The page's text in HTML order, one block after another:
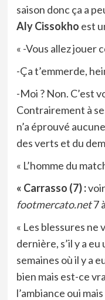
saison donc ça a
Aly Cissokho est
« -Vous allez jouer
-Ça t’emmerde,
-Moi ? Non. C’est
Contrairement à
n’a éprouvé
des verts et du
« L’homme du
« Carrasso (7) :voir
footmercato.net7
« Les blessures ne
dernière, s’il y a eu
semaines où il y a
bien mais est-ce
l’ambiance oui